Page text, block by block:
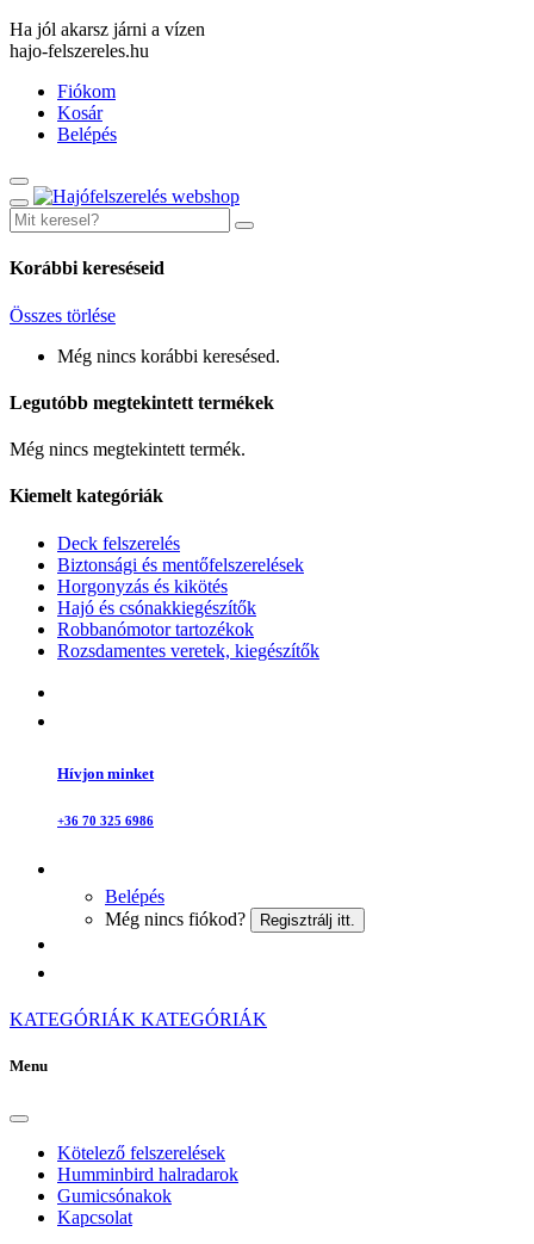
Ha jól akarsz járni a vízen
hajo-felszereles.hu
Fiókom
Kosár
Belépés
Korábbi kereséseid
Összes törlése
Még nincs korábbi keresésed.
Legutóbb megtekintett termékek
Még nincs megtekintett termék.
Kiemelt kategóriák
Deck felszerelés
Biztonsági és mentőfelszerelések
Horgonyzás és kikötés
Hajó és csónakkiegészítők
Robbanómotor tartozékok
Rozsdamentes veretek, kiegészítők
Hívjon minket
+36 70 325 6986
Belépés
Még nincs fiókod?
Regisztrálj itt.
KATEGÓRIÁK KATEGÓRIÁK
Menu
Kötelező felszerelések
Humminbird halradarok
Gumicsónakok
Kapcsolat